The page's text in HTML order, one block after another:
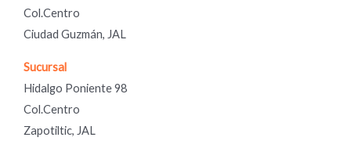
Col.Centro
Ciudad Guzmán, JAL
Sucursal
Hidalgo Poniente 98
Col.Centro
Zapotiltic, JAL